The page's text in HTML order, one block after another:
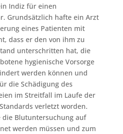
Indiz für einen
Grundsätzlich hafte ein Arzt
eines Patienten mit
dass er den von ihm zu
unterschritten hat, die
hygienische Vorsorge
werden können und
die Schädigung des
im Streitfall im Laufe der
verletzt worden.
die Blutuntersuchung auf
werden müssen und zum